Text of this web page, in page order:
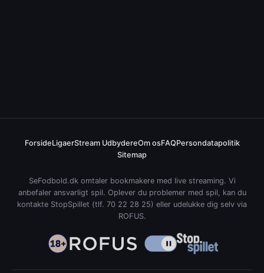
ForsideLigaerStream UdbydereOm osFAQPersondatapolitik
Sitemap
SeFodbold.dk omtaler bookmakere med live streaming. Vi
anbefaler ansvarligt spil. Oplever du problemer med spil, kan du
kontakte StopSpillet (tlf. 70 22 28 25) eller udelukke dig selv via
ROFUS.